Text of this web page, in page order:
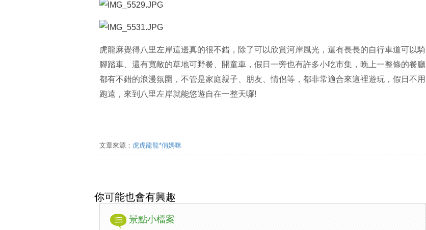
虎龍麻覺得八里左岸這邊真的很不錯，除了可以欣賞河岸風光，還有長長的自行車道可以騎
腳踏車、還有寬敞的草地可野餐、開童車，假日一旁也有許多小吃市集，晚上一整條的餐廳
都有不錯的浪漫氛圍，不管是家庭親子、朋友、情侶等，都非常適合來這裡遊玩，假日不用
跑遠，來到八里左岸就能悠遊自在一整天囉!
文章來源： 虎虎龍龍*俏媽咪
你可能也會有興趣
景點小檔案